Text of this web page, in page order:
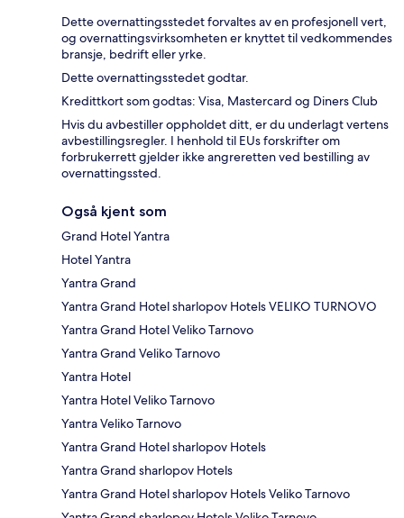
Dette overnattingsstedet forvaltes av en profesjonell vert,
og overnattingsvirksomheten er knyttet til vedkommendes
bransje, bedrift eller yrke.
Dette overnattingsstedet godtar.
Kredittkort som godtas: Visa, Mastercard og Diners Club
Hvis du avbestiller oppholdet ditt, er du underlagt vertens
avbestillingsregler. I henhold til EUs forskrifter om
forbrukerrett gjelder ikke angreretten ved bestilling av
overnattingssted.
Også kjent som
Grand Hotel Yantra
Hotel Yantra
Yantra Grand
Yantra Grand Hotel sharlopov Hotels VELIKO TURNOVO
Yantra Grand Hotel Veliko Tarnovo
Yantra Grand Veliko Tarnovo
Yantra Hotel
Yantra Hotel Veliko Tarnovo
Yantra Veliko Tarnovo
Yantra Grand Hotel sharlopov Hotels
Yantra Grand sharlopov Hotels
Yantra Grand Hotel sharlopov Hotels Veliko Tarnovo